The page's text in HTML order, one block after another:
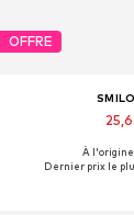
OFFRE
Tailles
À l'origine
Dernier prix le